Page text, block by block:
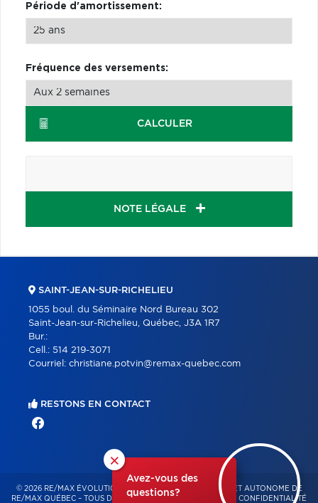
Période d'amortissement:
Fréquence des versements:
CALCULER
NOTE LÉGALE
×
Avez-vous des
questions?
SAINT-JEAN-SUR-RICHELIEU
1055 boul. du Séminaire Nord Bureau 302
Saint-Jean-sur-Richelieu, Québec, J3A 1R7
Bur.:
Cell.: 514 219-3071
Courriel: christiane.potvin@remax-quebec.com
RESTONS EN CONTACT
© 2026 RE/MAX ÉVOLUTION – FRANCHISÉ INDÉPENDANT ET AUTONOME DE
RE/MAX QUÉBEC – TOUS DROITS RÉSERVÉS -
POLITIQUE DE CONFIDENTIALITÉ